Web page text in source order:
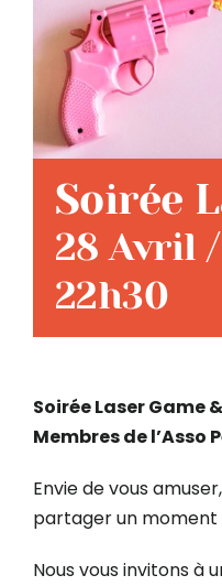
Soirée
28 Avril
22h30
Soirée Laser Game
Membres de l’Asso
Envie de vous
partager un moment
Nous vous invitons à